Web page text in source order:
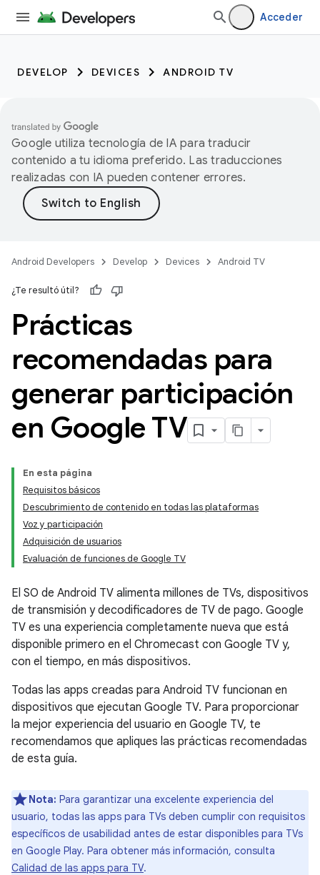
Acceder
DEVELOP DEVICES ANDROID TV
Google utiliza tecnología de IA para traducir
contenido a tu idioma preferido. Las traducciones
realizadas con IA pueden contener errores.
Android Developers Develop Devices Android TV
¿Te resultó útil?
Prácticas
recomendadas para
generar participación
en Google TV
En esta página
Requisitos básicos
Descubrimiento de contenido en todas las plataformas
Voz y participación
Adquisición de usuarios
Evaluación de funciones de Google TV
El SO de Android TV alimenta millones de TVs, dispositivos
de transmisión y decodificadores de TV de pago. Google
TV es una experiencia completamente nueva que está
disponible primero en el Chromecast con Google TV y,
con el tiempo, en más dispositivos.
Todas las apps creadas para Android TV funcionan en
dispositivos que ejecutan Google TV. Para proporcionar
la mejor experiencia del usuario en Google TV, te
recomendamos que apliques las prácticas recomendadas
de esta guía.
Nota: Para garantizar una excelente experiencia del
usuario, todas las apps para TVs deben cumplir con requisitos
específicos de usabilidad antes de estar disponibles para TVs
en Google Play. Para obtener más información, consulta
Calidad de las apps para TV.